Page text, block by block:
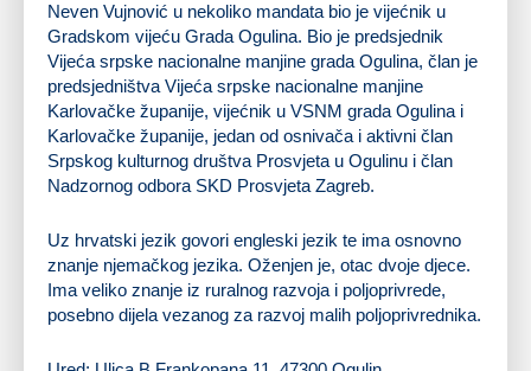
Neven Vujnović u nekoliko mandata bio je vijećnik u
Gradskom vijeću Grada Ogulina. Bio je predsjednik
Vijeća srpske nacionalne manjine grada Ogulina, član je
predsjedništva Vijeća srpske nacionalne manjine
Karlovačke županije, vijećnik u VSNM grada Ogulina i
Karlovačke županije, jedan od osnivača i aktivni član
Srpskog kulturnog društva Prosvjeta u Ogulinu i član
Nadzornog odbora SKD Prosvjeta Zagreb.
Uz hrvatski jezik govori engleski jezik te ima osnovno
znanje njemačkog jezika. Oženjen je, otac dvoje djece.
Ima veliko znanje iz ruralnog razvoja i poljoprivrede,
posebno dijela vezanog za razvoj malih poljoprivrednika.